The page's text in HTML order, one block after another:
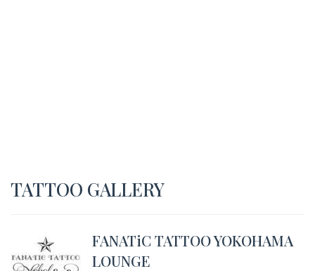
TATTOO GALLERY
FANATiC TATTOO YOKOHAMA
LOUNGE